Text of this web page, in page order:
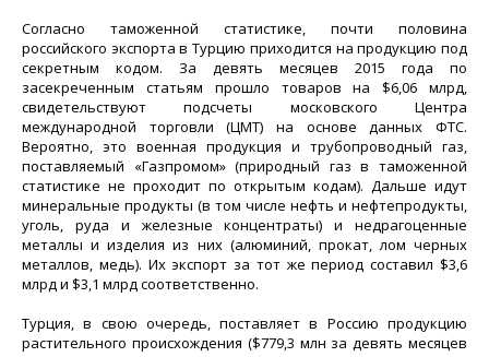
Согласно таможенной статистике, почти половина
российского экспорта в Турцию приходится на продукцию под
секретным кодом. За девять месяцев 2015 года по
засекреченным статьям прошло товаров на $6,06 млрд,
свидетельствуют подсчеты московского Центра
международной торговли (ЦМТ) на основе данных ФТС.
Вероятно, это военная продукция и трубопроводный газ,
поставляемый «Газпромом» (природный газ в таможенной
статистике не проходит по открытым кодам). Дальше идут
минеральные продукты (в том числе нефть и нефтепродукты,
уголь, руда и железные концентраты) и недрагоценные
металлы и изделия из них (алюминий, прокат, лом черных
металлов, медь). Их экспорт за тот же период составил $3,6
млрд и $3,1 млрд соответственно.
Турция, в свою очередь, поставляет в Россию продукцию
растительного происхождения ($779,3 млн за девять месяцев